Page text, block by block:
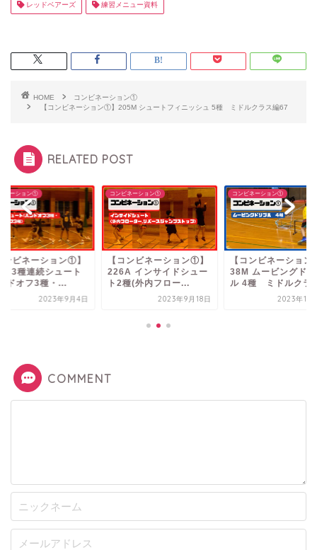
レッドベアーズ 練習メニュー資料
HOME
コンビネーション①
【コンビネーション①】205M シュートフィニッシュ 5種 ミドルクラス編67
RELATED POST
ネーション①
ンビネーション①】
3種連続シュート
ドオフ3種・...
2023年9月4日
コンビネーション①
【コンビネーション①】
226A インサイドシュー
ト2種(外内フロー...
2023年9月18日
コンビネーション①
【コンビネーショ
38M ムービングド
ル 4種 ミドルクラ
2023年11
COMMENT